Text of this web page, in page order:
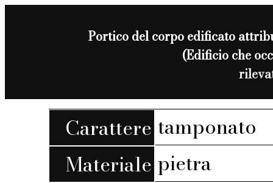
Portico del corpo edificato
(Edificio che
Carattere tamponato
Materiale pietra